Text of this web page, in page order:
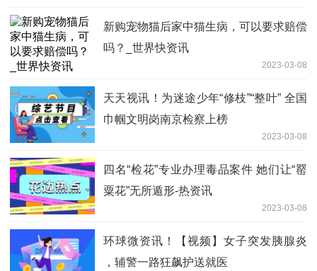
新购宠物猫后家中猫生病，可以要求赔偿
吗？_世界快资讯
2023-03-08
天天视讯！为迷途少年“修枝”“整叶” 全国
巾帼文明岗南京检察上榜
2023-03-08
四名“检花”专业办理毒品案件 她们让“罂
粟花”无所遁形-热资讯
2023-03-08
环球微资讯！【视频】女子突发胰腺炎
，辅警一路狂飙护送就医